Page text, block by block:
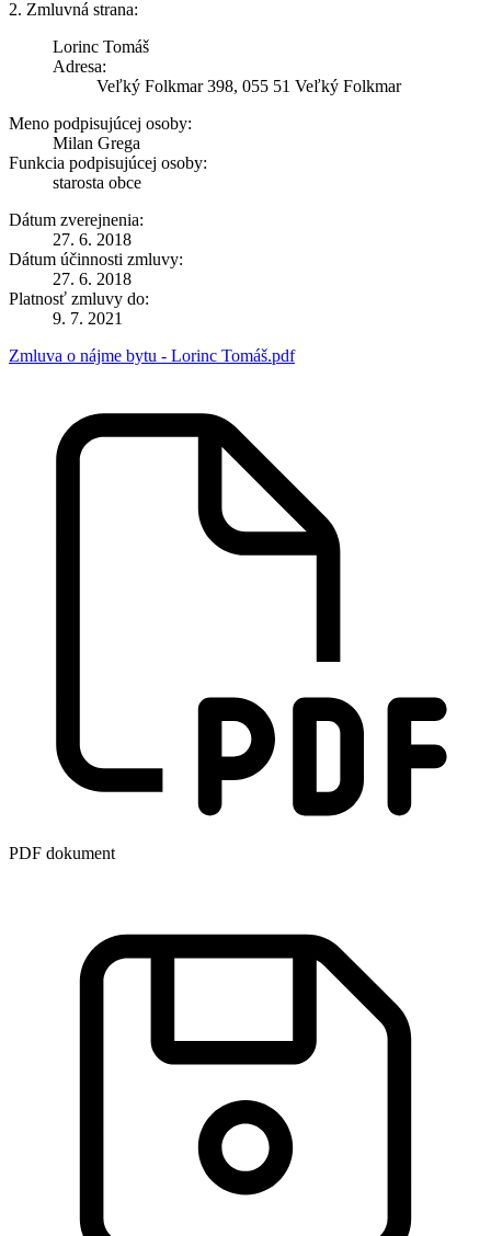
2. Zmluvná strana:
Lorinc Tomáš
Adresa:
Veľký Folkmar 398, 055 51 Veľký Folkmar
Meno podpisujúcej osoby:
Milan Grega
Funkcia podpisujúcej osoby:
starosta obce
Dátum zverejnenia:
27. 6. 2018
Dátum účinnosti zmluvy:
27. 6. 2018
Platnosť zmluvy do:
9. 7. 2021
Zmluva o nájme bytu - Lorinc Tomáš.pdf
PDF dokument